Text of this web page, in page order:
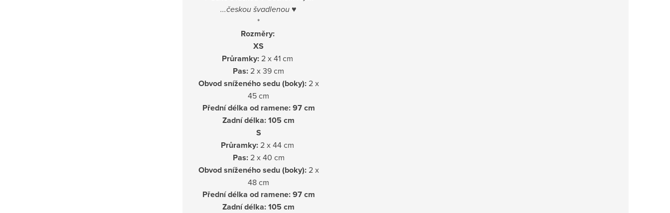
...českou švadlenou ♥
*
Rozměry:
XS
Průramky:2 x 41 cm
Pas:2 x 39 cm
Obvod sníženého sedu (boky):2 x
45 cm
Přední délka od ramene: 97 cm
Zadní délka: 105 cm
S
Průramky:2 x 44 cm
Pas:2 x 40 cm
Obvod sníženého sedu (boky):2 x
48 cm
Přední délka od ramene: 97 cm
Zadní délka: 105 cm